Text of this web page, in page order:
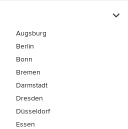
Augsburg
Berlin
Bonn
Bremen
Darmstadt
Dresden
Düsseldorf
Essen